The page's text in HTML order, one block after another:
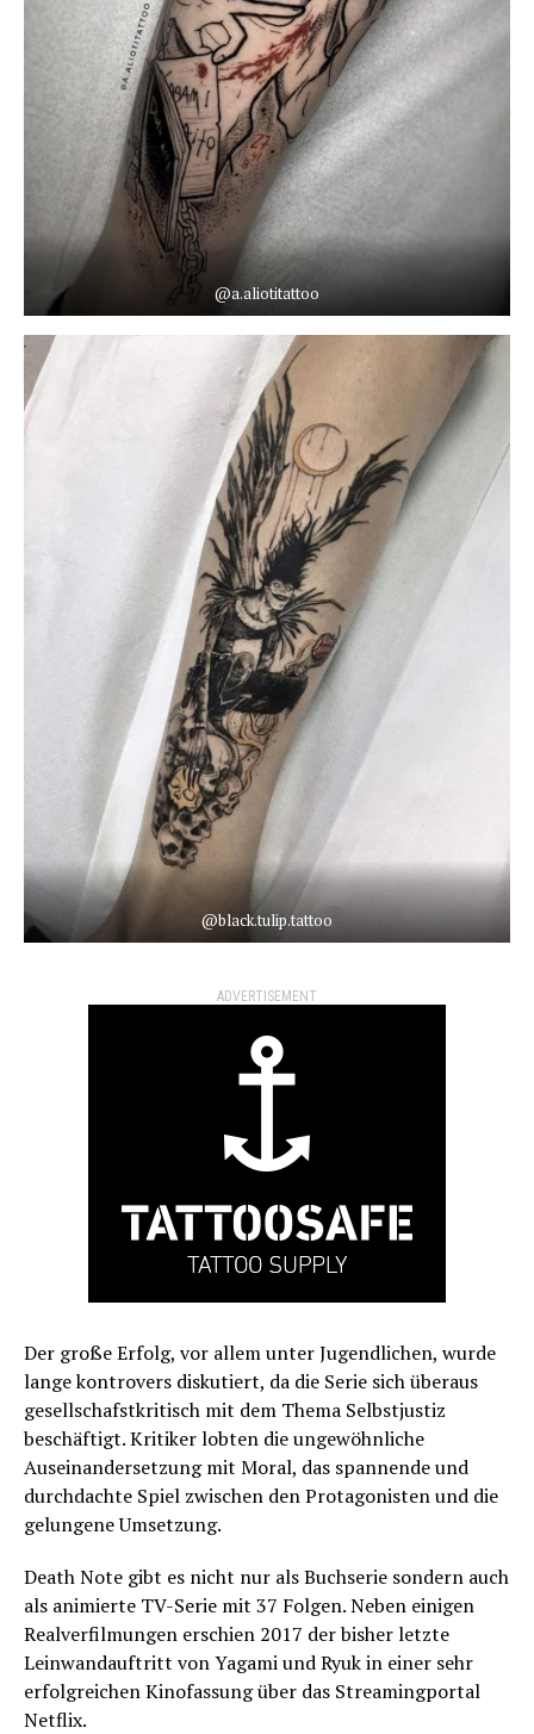
@a.aliotitattoo
@black.tulip.tattoo
ADVERTISEMENT
Der große Erfolg, vor allem unter Jugendlichen, wurde
lange kontrovers diskutiert, da die Serie sich überaus
gesellschafstkritisch mit dem Thema Selbstjustiz
beschäftigt. Kritiker lobten die ungewöhnliche
Auseinandersetzung mit Moral, das spannende und
durchdachte Spiel zwischen den Protagonisten und die
gelungene Umsetzung.
Death Note gibt es nicht nur als Buchserie sondern auch
als animierte TV-Serie mit 37 Folgen. Neben einigen
Realverfilmungen erschien 2017 der bisher letzte
Leinwandauftritt von Yagami und Ryuk in einer sehr
erfolgreichen Kinofassung über das Streamingportal
Netflix.